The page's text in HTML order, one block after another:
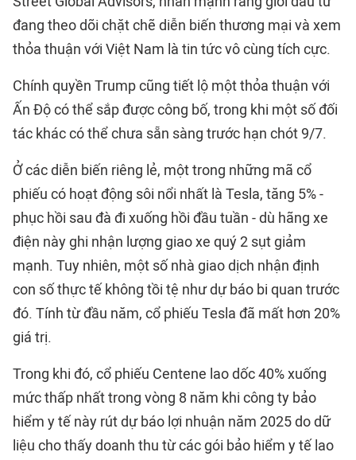
đang theo dõi chặt chẽ diễn biến thương mại và xem
thỏa thuận với Việt Nam là tin tức vô cùng tích cực.
Chính quyền Trump cũng tiết lộ một thỏa thuận với
Ấn Độ có thể sắp được công bố, trong khi một số đối
tác khác có thể chưa sẵn sàng trước hạn chót 9/7.
Ở các diễn biến riêng lẻ, một trong những mã cổ
phiếu có hoạt động sôi nổi nhất là Tesla, tăng 5% -
phục hồi sau đà đi xuống hồi đầu tuần - dù hãng xe
điện này ghi nhận lượng giao xe quý 2 sụt giảm
mạnh. Tuy nhiên, một số nhà giao dịch nhận định
con số thực tế không tồi tệ như dự báo bi quan trước
đó. Tính từ đầu năm, cổ phiếu Tesla đã mất hơn 20%
giá trị.
Trong khi đó, cổ phiếu Centene lao dốc 40% xuống
mức thấp nhất trong vòng 8 năm khi công ty bảo
hiểm y tế này rút dự báo lợi nhuận năm 2025 do dữ
liệu cho thấy doanh thu từ các gói bảo hiểm y tế lao